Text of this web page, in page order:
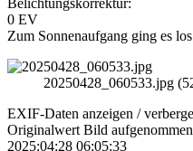
0 EV
Zum Sonnenaufgang ging es los
20250428_060533.jpg
EXIF-Daten anzeigen /
Originalwert Bild
2025:04:28 06:05:33